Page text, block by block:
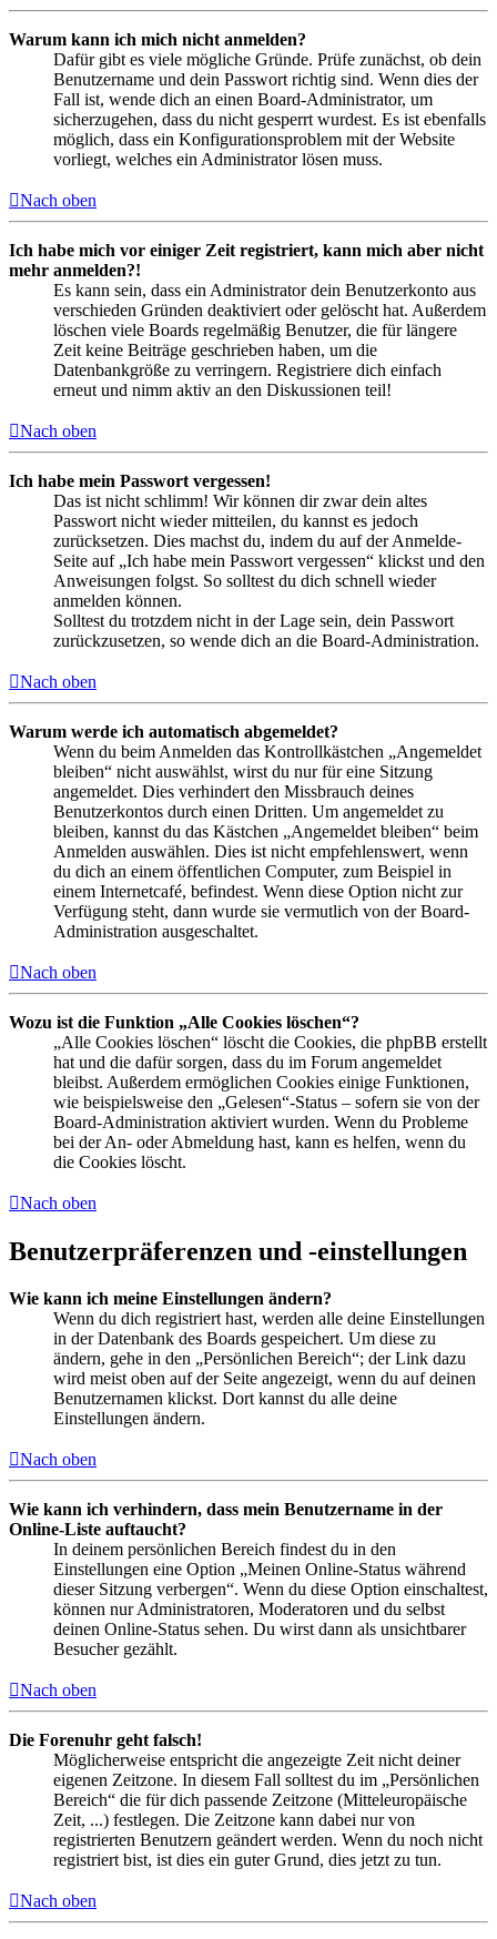
Warum kann ich mich nicht anmelden?
Dafür gibt es viele mögliche Gründe. Prüfe zunächst, ob dein
Benutzername und dein Passwort richtig sind. Wenn dies der
Fall ist, wende dich an einen Board-Administrator, um
sicherzugehen, dass du nicht gesperrt wurdest. Es ist ebenfalls
möglich, dass ein Konfigurationsproblem mit der Website
vorliegt, welches ein Administrator lösen muss.
Nach oben
Ich habe mich vor einiger Zeit registriert, kann mich aber nicht
mehr anmelden?!
Es kann sein, dass ein Administrator dein Benutzerkonto aus
verschieden Gründen deaktiviert oder gelöscht hat. Außerdem
löschen viele Boards regelmäßig Benutzer, die für längere
Zeit keine Beiträge geschrieben haben, um die
Datenbankgröße zu verringern. Registriere dich einfach
erneut und nimm aktiv an den Diskussionen teil!
Nach oben
Ich habe mein Passwort vergessen!
Das ist nicht schlimm! Wir können dir zwar dein altes
Passwort nicht wieder mitteilen, du kannst es jedoch
zurücksetzen. Dies machst du, indem du auf der Anmelde-
Seite auf „Ich habe mein Passwort vergessen“ klickst und den
Anweisungen folgst. So solltest du dich schnell wieder
anmelden können.
Solltest du trotzdem nicht in der Lage sein, dein Passwort
zurückzusetzen, so wende dich an die Board-Administration.
Nach oben
Warum werde ich automatisch abgemeldet?
Wenn du beim Anmelden das Kontrollkästchen „Angemeldet
bleiben“ nicht auswählst, wirst du nur für eine Sitzung
angemeldet. Dies verhindert den Missbrauch deines
Benutzerkontos durch einen Dritten. Um angemeldet zu
bleiben, kannst du das Kästchen „Angemeldet bleiben“ beim
Anmelden auswählen. Dies ist nicht empfehlenswert, wenn
du dich an einem öffentlichen Computer, zum Beispiel in
einem Internetcafé, befindest. Wenn diese Option nicht zur
Verfügung steht, dann wurde sie vermutlich von der Board-
Administration ausgeschaltet.
Nach oben
Wozu ist die Funktion „Alle Cookies löschen“?
„Alle Cookies löschen“ löscht die Cookies, die phpBB erstellt
hat und die dafür sorgen, dass du im Forum angemeldet
bleibst. Außerdem ermöglichen Cookies einige Funktionen,
wie beispielsweise den „Gelesen“-Status – sofern sie von der
Board-Administration aktiviert wurden. Wenn du Probleme
bei der An- oder Abmeldung hast, kann es helfen, wenn du
die Cookies löscht.
Nach oben
Benutzerpräferenzen und -einstellungen
Wie kann ich meine Einstellungen ändern?
Wenn du dich registriert hast, werden alle deine Einstellungen
in der Datenbank des Boards gespeichert. Um diese zu
ändern, gehe in den „Persönlichen Bereich“; der Link dazu
wird meist oben auf der Seite angezeigt, wenn du auf deinen
Benutzernamen klickst. Dort kannst du alle deine
Einstellungen ändern.
Nach oben
Wie kann ich verhindern, dass mein Benutzername in der
Online-Liste auftaucht?
In deinem persönlichen Bereich findest du in den
Einstellungen eine Option „Meinen Online-Status während
dieser Sitzung verbergen“. Wenn du diese Option einschaltest,
können nur Administratoren, Moderatoren und du selbst
deinen Online-Status sehen. Du wirst dann als unsichtbarer
Besucher gezählt.
Nach oben
Die Forenuhr geht falsch!
Möglicherweise entspricht die angezeigte Zeit nicht deiner
eigenen Zeitzone. In diesem Fall solltest du im „Persönlichen
Bereich“ die für dich passende Zeitzone (Mitteleuropäische
Zeit, ...) festlegen. Die Zeitzone kann dabei nur von
registrierten Benutzern geändert werden. Wenn du noch nicht
registriert bist, ist dies ein guter Grund, dies jetzt zu tun.
Nach oben